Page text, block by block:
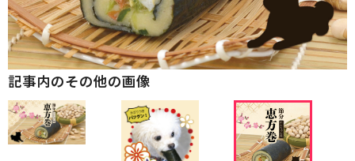
記事内のその他の画像